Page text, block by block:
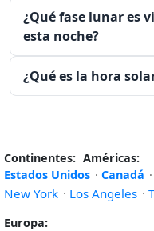
¿Qué fase lunar es
esta noche?
¿Qué es la hora
Continentes: Américas:
Estados Unidos · Canadá ·
New York · Los Angeles ·
Europa: